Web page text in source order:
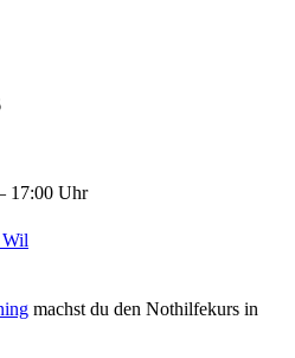
17:00 Uhr
Wil
machst du den Nothilfekurs in